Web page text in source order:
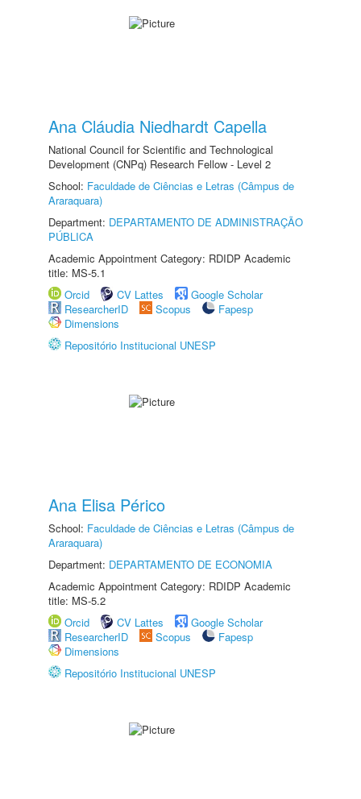
Ana Cláudia Niedhardt Capella
National Council for Scientific and Technological
Development (CNPq) Research Fellow - Level 2
School: Faculdade de Ciências e Letras (Câmpus de
Araraquara)
Department: DEPARTAMENTO DE ADMINISTRAÇÃO
PÚBLICA
Academic Appointment Category: RDIDP Academic
title: MS-5.1
Orcid
CV Lattes
Google Scholar
ResearcherID
Scopus
Fapesp
Dimensions
Repositório Institucional UNESP
Ana Elisa Périco
School: Faculdade de Ciências e Letras (Câmpus de
Araraquara)
Department: DEPARTAMENTO DE ECONOMIA
Academic Appointment Category: RDIDP Academic
title: MS-5.2
Orcid
CV Lattes
Google Scholar
ResearcherID
Scopus
Fapesp
Dimensions
Repositório Institucional UNESP